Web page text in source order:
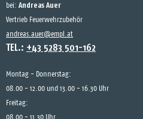
bei: Andreas Auer
Vertrieb Feuerwehrzubehör
andreas.auer@empl.at
TEL.: +43 5283 501-162
Montag - Donnerstag:
08.00 - 12.00 und 13.00 - 16.30 Uhr
Freitag:
08.00 - 11.30 Uhr